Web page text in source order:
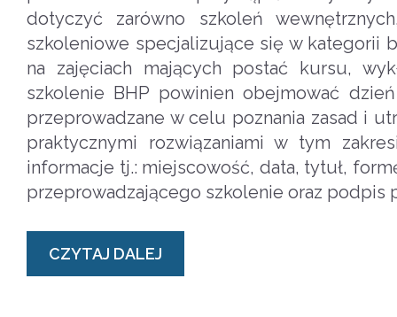
dotyczyć zarówno szkoleń
szkoleniowe specjalizujące się w kategorii
na zajęciach mających postać kursu,
szkolenie BHP powinien obejmować
przeprowadzane w celu poznania zasad i
praktycznymi rozwiązaniami w tym
informacje tj.: miejscowość, data, tytuł,
przeprowadzającego szkolenie oraz podpis
CZYTAJ DALEJ